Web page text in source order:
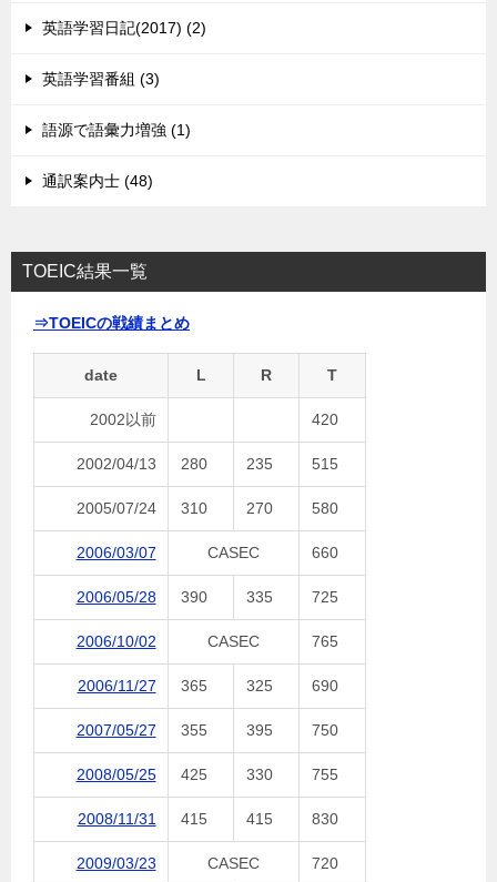
英語学習日記(2017) (2)
英語学習番組 (3)
語源で語彙力増強 (1)
通訳案内士 (48)
TOEIC結果一覧
⇒TOEICの戦績まとめ
date L R T
2002以前 420
2002/04/13 280 235 515
2005/07/24 310 270 580
2006/03/07 CASEC 660
2006/05/28 390 335 725
2006/10/02 CASEC 765
2006/11/27 365 325 690
2007/05/27 355 395 750
2008/05/25 425 330 755
2008/11/31 415 415 830
2009/03/23 CASEC 720